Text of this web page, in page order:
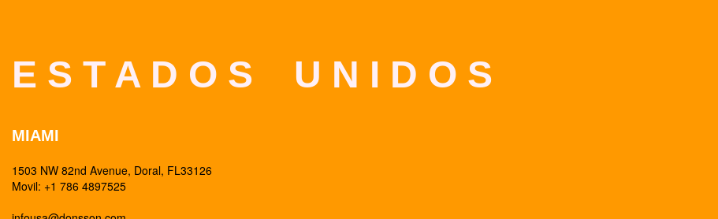
E S T A D O S U N I D O S
MIAMI
1503 NW 82nd Avenue, Doral, FL33126
Movil: +1 786 4897525